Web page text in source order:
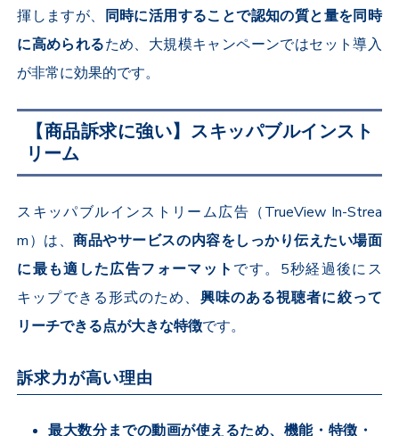
揮しますが、
同時に活用することで認知の質と量を同時
に高められるため、大規模キャンペーンではセット導入
が非常に効果的です。
【商品訴求に強い】スキッパブルインスト
リーム
スキッパブルインストリーム広告（TrueView In-Strea
m）は、商品やサービスの内容をしっかり伝えたい場面
に最も適した広告フォーマット です。 5秒経過後にス
キップできる形式のため、 興味のある視聴者に絞って
リーチできる点が大きな特徴です。
訴求力が高い理由
最大数分までの動画が使えるため、機能・特徴・